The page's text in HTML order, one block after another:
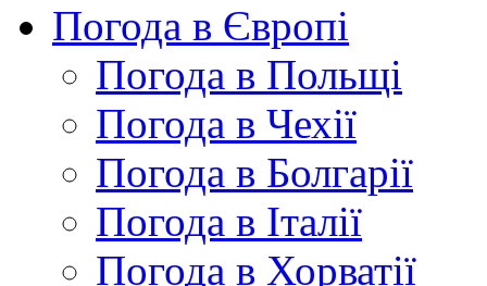
Погода в Європі
Погода в Польщі
Погода в Чехії
Погода в Болгарії
Погода в Італії
Погода в Хорватії